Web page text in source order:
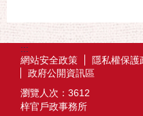
:::
網站安全政策
隱私權保護
政府公開資訊區
瀏覽人次： 3612
梓官戶政事務所